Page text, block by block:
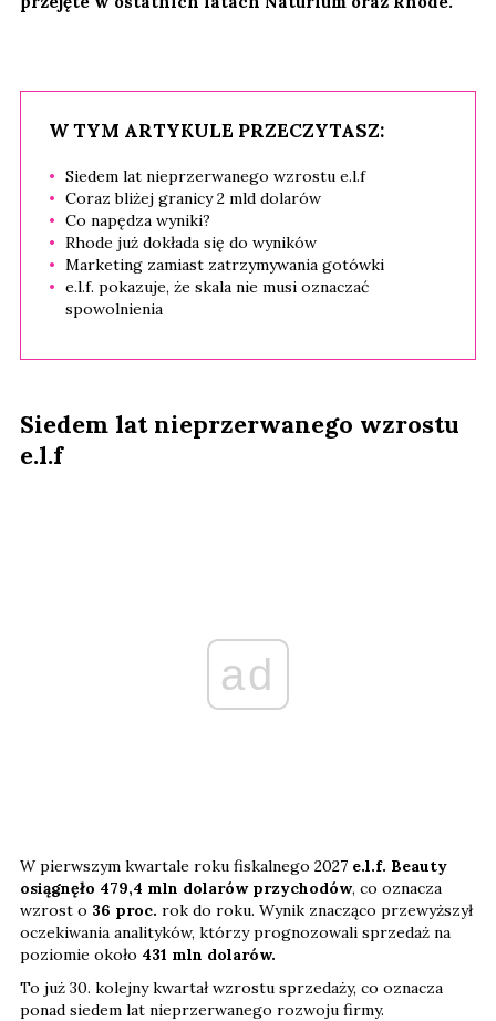
W TYM ARTYKULE PRZECZYTASZ:
Siedem lat nieprzerwanego wzrostu e.l.f
Coraz bliżej granicy 2 mld dolarów
Co napędza wyniki?
Rhode już dokłada się do wyników
Marketing zamiast zatrzymywania gotówki
e.l.f. pokazuje, że skala nie musi oznaczać
spowolnienia
Siedem lat nieprzerwanego wzrostu
e.l.f
ad
W pierwszym kwartale roku fiskalnego 2027 e.l.f. Beauty
osiągnęło 479,4 mln dolarów przychodów, co oznacza
wzrost o 36 proc. rok do roku. Wynik znacząco przewyższył
oczekiwania analityków, którzy prognozowali sprzedaż na
poziomie około 431 mln dolarów.
To już 30. kolejny kwartał wzrostu sprzedaży, co oznacza
ponad siedem lat nieprzerwanego rozwoju firmy.